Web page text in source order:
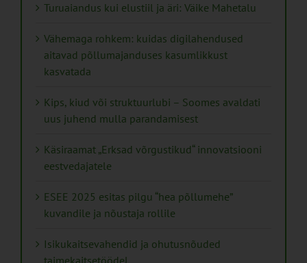
Turuaiandus kui elustiil ja äri: Väike Mahetalu
Vähemaga rohkem: kuidas digilahendused
aitavad põllumajanduses kasumlikkust
kasvatada
Kips, kiud või struktuurlubi – Soomes avaldati
uus juhend mulla parandamisest
Käsiraamat „Erksad võrgustikud“ innovatsiooni
eestvedajatele
ESEE 2025 esitas pilgu “hea põllumehe”
kuvandile ja nõustaja rollile
Isikukaitsevahendid ja ohutusnõuded